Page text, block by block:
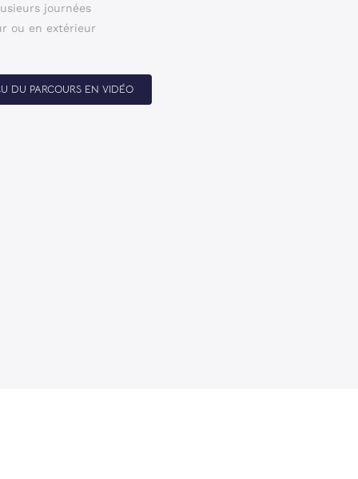
journées
ou en extérieur
DU PARCOURS EN VIDÉO